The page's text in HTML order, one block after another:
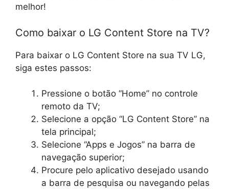
melhor!
Como baixar o LG Content Store na TV?
Para baixar o LG Content Store na sua TV LG,
siga estes passos:
Pressione o botão “Home” no controle
remoto da TV;
Selecione a opção “LG Content Store” na
tela principal;
Selecione “Apps e Jogos” na barra de
navegação superior;
Procure pelo aplicativo desejado usando
a barra de pesquisa ou navegando pelas